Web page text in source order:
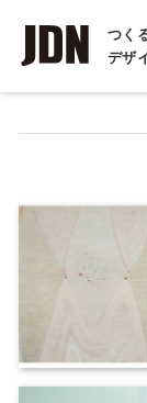
つく
デザ
インタビュ